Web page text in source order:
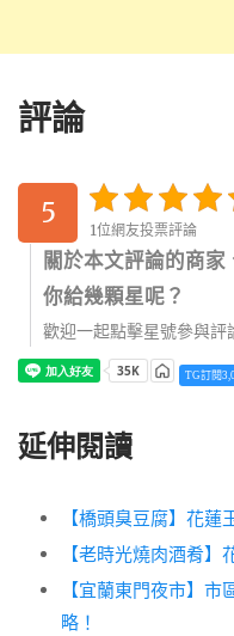
評論
5
1位網友投票評論
關於本文評論的商家
你給幾顆星呢？
歡迎一起點擊星號參與評
TG訂閱
延伸閱讀
【橋頭臭豆腐】花
【老時光燒肉酒肴
【宜蘭東門夜市】
略！